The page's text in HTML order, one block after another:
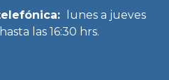
lunes a jueves
las 16:30 hrs.